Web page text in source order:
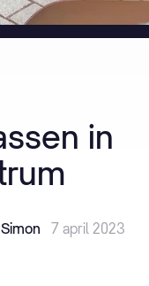
in
7 april 2023